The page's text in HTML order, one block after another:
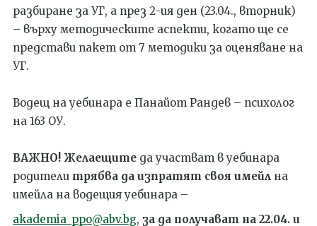
разбиране за УГ, а през 2-ия ден (23.04., вторник)
– върху методическите аспекти, когато ще се
представи пакет от 7 методики за оценяване на
УГ.
Водещ на уебинара е Панайот Рандев – психолог
на 163 ОУ.
ВАЖНО! Желаещите да участват в уебинара
родители трябва да изпратят своя имейл на
имейла на водещия уебинара –
akademia_ppo@abv.bg, за да получават на 22.04. и